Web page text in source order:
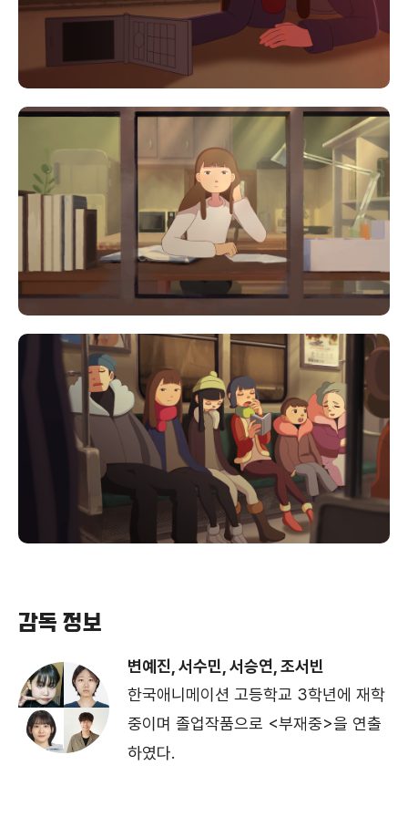
감독 정보
변예진, 서수민, 서승연, 조서빈
한국애니메이션 고등학교 3학년에 재학
중이며 졸업작품으로 <부재중>을 연출
하였다.